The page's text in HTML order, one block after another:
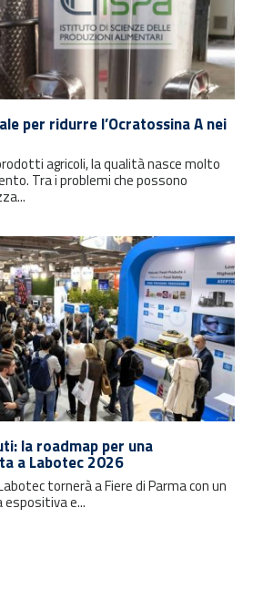
per ridurre l’Ocratossina A nei
agricoli, la qualità nasce molto
Tra i problemi che possono
la roadmap per una
a Labotec 2026
tornerà a Fiere di Parma con un
e...